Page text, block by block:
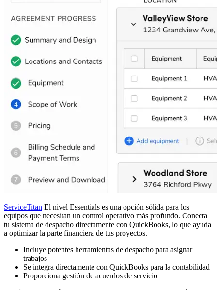
ServiceTitan El nivel Essentials es una opción sólida para los
equipos que necesitan un control operativo más profundo. Conecta
tu sistema de despacho directamente con QuickBooks, lo que ayuda
a optimizar la parte financiera de tus proyectos.
Incluye potentes herramientas de despacho para asignar
trabajos
Se integra directamente con QuickBooks para la contabilidad
Proporciona gestión de acuerdos de servicio